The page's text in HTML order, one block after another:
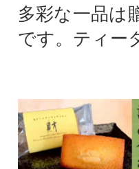
多彩な一品は
です。ティー